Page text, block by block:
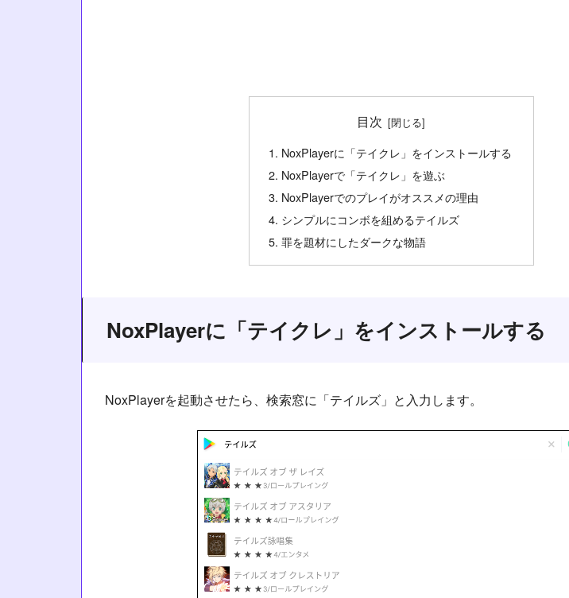
目次
NoxPlayerに「テイクレ」をインストールする
NoxPlayerで「テイクレ」を遊ぶ
NoxPlayerでのプレイがオススメの理由
シンプルにコンボを組めるテイルズ
罪を題材にしたダークな物語
NoxPlayerに「テイクレ」をインストールする
NoxPlayerを起動させたら、検索窓に「テイルズ」と入力します。